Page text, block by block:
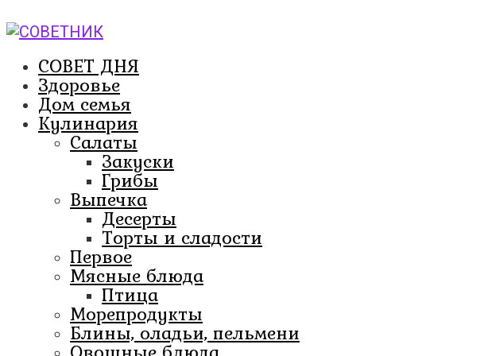
к
СОВЕТ ДНЯ
Здоровье
Дом семья
Кулинария
Салаты
Закуски
Грибы
Выпечка
Десерты
Торты и сладости
Первое
Мясные блюда
Птица
Морепродукты
Блины, оладьи, пельмени